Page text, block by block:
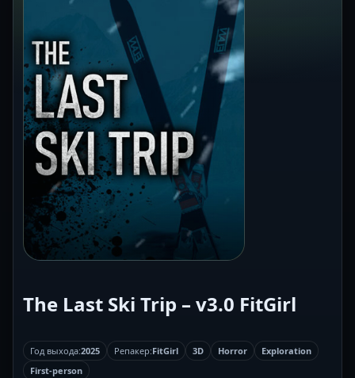
The Last Ski Trip – v3.0 FitGirl
Год выхода:2025 Репакер:FitGirl 3D Horror
Exploration
First-person